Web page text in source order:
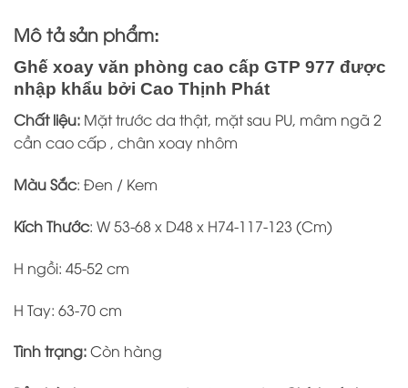
Mô tả sản phẩm:
Ghế xoay văn phòng cao cấp GTP 977 được
nhập khẩu bởi Cao Thịnh Phát
Chất liệu: Mặt trước da thật, mặt sau PU, mâm ngã 2
cần cao cấp , chân xoay nhôm
Màu Sắc: Đen / Kem
Kích Thước: W 53-68 x D48 x H74-117-123 (Cm)
H ngồi: 45-52 cm
H Tay: 63-70 cm
Tình trạng:Còn hàng